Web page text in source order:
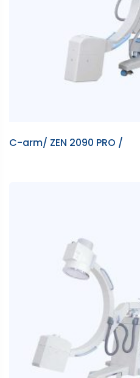
C-arm/ ZEN 2090 PRO /